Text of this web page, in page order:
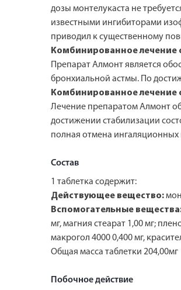
дозы монтелукаста не
известными ингибиторами
приводил к существенному
Комбинированное лечение
Препарат Алмонт является
бронхиальной астмы. По
Комбинированное
Лечение препаратом Алмонт
достижении стабилизации
полная отмена ингаляционных
Состав
1 таблетка содержит:
Действующее вещество:
Вспомогательные
мг, магния стеарат 1,00 мг;
макрогол 4000 0,400 мг,
Общая масса таблетки 204,00мг
Побочное действие